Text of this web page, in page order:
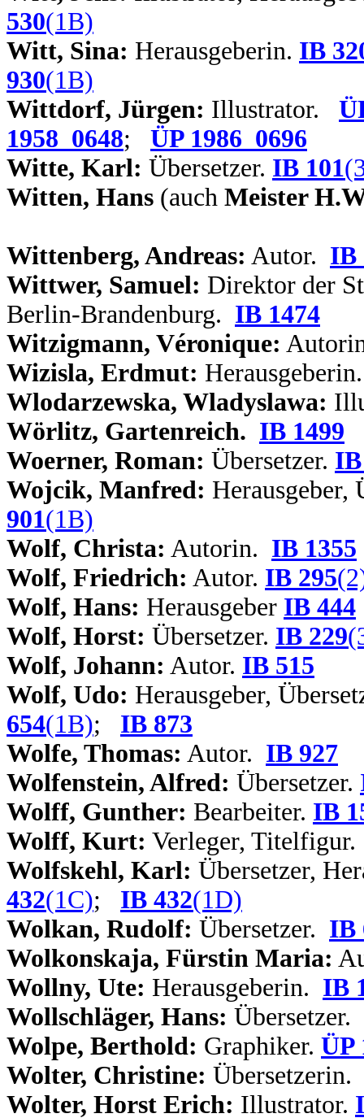
530(1B)
Witt, Sina: Herausgeberin. IB
930(1B)
Wittdorf, Jürgen: Illustrator.
1958_0648; ÜP 1986_0696
Witte, Karl: Übersetzer. IB 101
Witten, Hans (auch Meister
Wittenberg, Andreas: Autor. IB
Wittwer, Samuel: Direktor der
Berlin-Brandenburg. IB 1474
Witzigmann, Véronique:
Wizisla, Erdmut:
Wlodarzewska, Wladyslawa:
Wörlitz, Gartenreich. IB 1499
Woerner, Roman: Übersetzer.
Wojcik, Manfred:
901(1B)
Wolf, Christa: Autorin. IB 1355
Wolf, Friedrich: Autor. IB 295
Wolf, Hans: Herausgeber IB 444
Wolf, Horst: Übersetzer. IB 229
Wolf, Johann: Autor. IB 515
Wolf, Udo: Herausgeber,
654(1B); IB 873
Wolfe, Thomas: Autor. IB 927
Wolfenstein, Alfred: Übersetzer.
Wolff, Gunther: Bearbeiter. IB
Wolff, Kurt: Verleger,
Wolfskehl, Karl: Übersetzer,
432(1C); IB 432(1D)
Wolkan, Rudolf: Übersetzer. IB
Wolkonskaja, Fürstin Maria:
Wollny, Ute: Herausgeberin. IB
Wollschläger, Hans: Übersetzer.
Wolpe, Berthold: Graphiker. ÜP
Wolter, Christine: Übersetzerin.
Wolter, Horst Erich: Illustrator.